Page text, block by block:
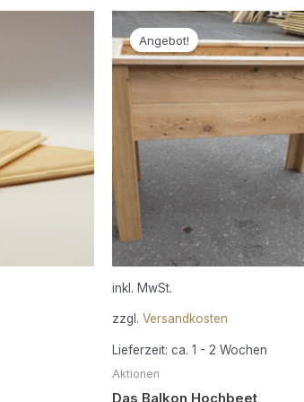
auf.
Die
Optionen
können
Angebot!
inkl. MwSt.
zzgl. Versandkosten
Lieferzeit: ca. 1 - 2 Wochen
Aktionen
Das Balkon Hochbeet
Die
auf
der